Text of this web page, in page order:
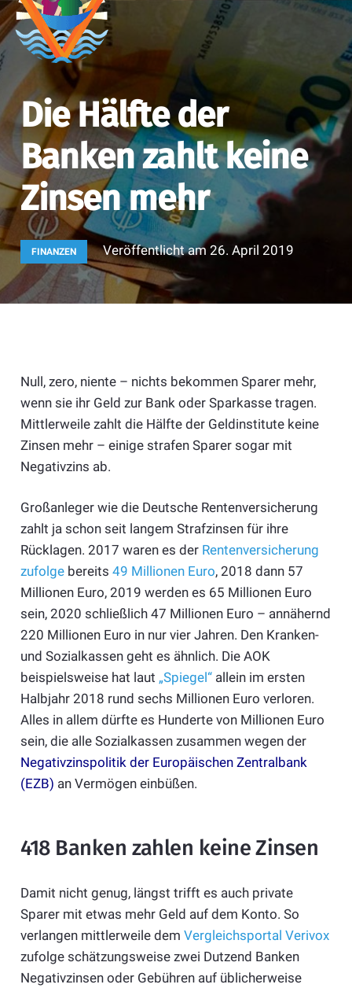
Die Hälfte der
Banken zahlt keine
Zinsen mehr
FINANZEN Veröffentlicht am26. April 2019
Null, zero, niente – nichts bekommen Sparer mehr,
wenn sie ihr Geld zur Bank oder Sparkasse tragen.
Mittlerweile zahlt die Hälfte der Geldinstitute keine
Zinsen mehr – einige strafen Sparer sogar mit
Negativzins ab.
Großanleger wie die Deutsche Rentenversicherung
zahlt ja schon seit langem Strafzinsen für ihre
Rücklagen. 2017 waren es der Rentenversicherung
zufolgebereits 49 Millionen Euro, 2018 dann 57
Millionen Euro, 2019 werden es 65 Millionen Euro
sein, 2020 schließlich 47 Millionen Euro – annähernd
220 Millionen Euro in nur vier Jahren. Den Kranken-
und Sozialkassen geht es ähnlich. Die AOK
beispielsweise hat laut „Spiegel“allein im ersten
Halbjahr 2018 rund sechs Millionen Euro verloren.
Alles in allem dürfte es Hunderte von Millionen Euro
sein, die alle Sozialkassen zusammen wegen der
Negativzinspolitik der Europäischen Zentralbank
(EZB) an Vermögen einbüßen.
418 Banken zahlen keine Zinsen
Damit nicht genug, längst trifft es auch private
Sparer mit etwas mehr Geld auf dem Konto. So
verlangen mittlerweile dem Vergleichsportal Verivox
zufolge schätzungsweise zwei Dutzend Banken
Negativzinsen oder Gebühren auf üblicherweise